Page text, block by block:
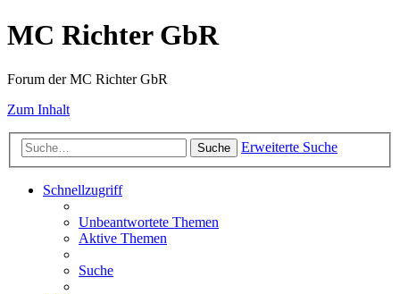
MC Richter GbR
Forum der MC Richter GbR
Zum Inhalt
Suche Erweiterte Suche
Schnellzugriff
Unbeantwortete Themen
Aktive Themen
Suche